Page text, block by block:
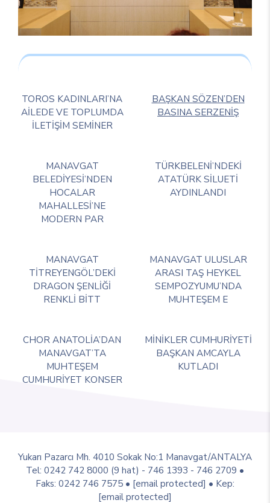
TOROS KADINLARI’NA
AİLEDE VE TOPLUMDA
İLETİŞİM SEMİNER
BAŞKAN SÖZEN’DEN
BASINA SERZENİŞ
MANAVGAT
BELEDİYESİ’NDEN
HOCALAR
MAHALLESİ’NE
MODERN PAR
TÜRKBELENİ’NDEKİ
ATATÜRK SİLUETİ
AYDINLANDI
MANAVGAT
TİTREYENGÖL’DEKİ
DRAGON ŞENLİĞİ
RENKLİ BİTT
MANAVGAT ULUSLAR
ARASI TAŞ HEYKEL
SEMPOZYUMU’NDA
MUHTEŞEM E
CHOR ANATOLİA’DAN
MANAVGAT’TA
MUHTEŞEM
CUMHURİYET KONSER
MİNİKLER CUMHURİYETİ
BAŞKAN AMCAYLA
KUTLADI
Yukarı Pazarcı Mh. 4010 Sokak No:1 Manavgat/ANTALYA
Tel: 0242 742 8000 (9 hat) - 746 1393 - 746 2709 •
Faks: 0242 746 7575 • [email protected] • Kep:
[email protected]